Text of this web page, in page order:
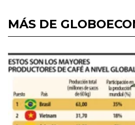
MÁS DE